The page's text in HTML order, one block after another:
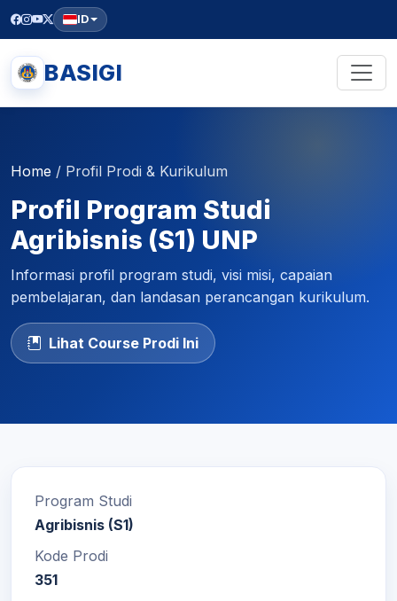
ID
BASIGI
Home / Profil Prodi & Kurikulum
Profil Program Studi
Agribisnis (S1) UNP
Informasi profil program studi, visi misi, capaian
pembelajaran, dan landasan perancangan kurikulum.
Lihat Course Prodi Ini
Program Studi
Agribisnis (S1)
Kode Prodi
351